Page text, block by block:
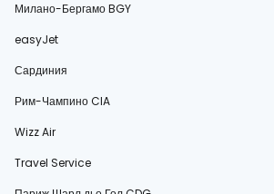
Милано-Бергамо BGY
easyJet
Сардиния
Рим-Чампино CIA
Wizz Air
Travel Service